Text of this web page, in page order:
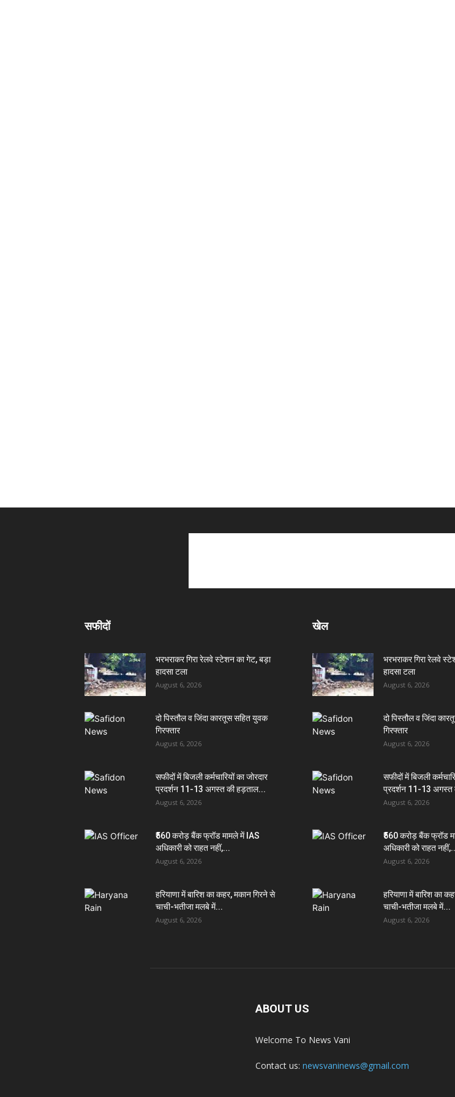
सफीदों
भरभराकर गिरा रेलवे स्टेशन का गेट, बड़ा
हादसा टला
August 6, 2026
दो पिस्तौल व जिंदा कारतूस सहित युवक
गिरफ्तार
August 6, 2026
सफीदों में बिजली कर्मचारियों का जोरदार
प्रदर्शन 11-13 अगस्त की हड़ताल...
August 6, 2026
₹560 करोड़ बैंक फ्रॉड मामले में IAS
अधिकारी को राहत नहीं,...
August 6, 2026
हरियाणा में बारिश का कहर, मकान गिरने से
चाची-भतीजा मलबे में...
August 6, 2026
खेल
भरभराकर गिरा रेलवे
हादसा टला
August 6, 2026
दो पिस्तौल व जिंदा
गिरफ्तार
August 6, 2026
सफीदों में बिजली
प्रदर्शन 11-13 अगस्त
August 6, 2026
₹560 करोड़ बैंक फ्रॉड
अधिकारी को राहत
August 6, 2026
हरियाणा में बारिश का
चाची-भतीजा मलबे में...
August 6, 2026
ABOUT US
Welcome To News Vani
Contact us: newsvaninews@gmail.com